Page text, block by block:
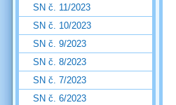
SN č. 11/2023
SN č. 10/2023
SN č. 9/2023
SN č. 8/2023
SN č. 7/2023
SN č. 6/2023